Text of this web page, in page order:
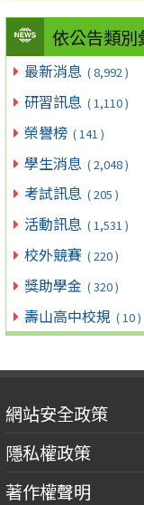
依公告類別
最新消息 ( 8,992 )
研習訊息 ( 1,110 )
榮譽榜 ( 141 )
學生消息 ( 2,048 )
考試訊息 ( 205 )
活動訊息 ( 1,531 )
校外競賽 ( 220 )
獎助學金 ( 320 )
壽山高中校規 ( 10 )
網站安全政策
隱私權政策
著作權聲明